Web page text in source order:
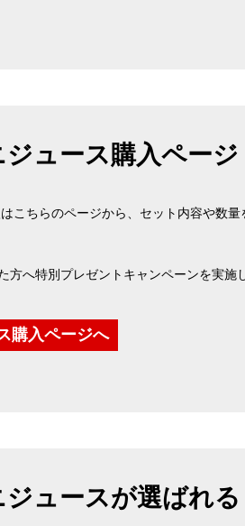
ュース購入ページ
こちらのページから、セット内容や数
方へ特別プレゼントキャンペーンを実施
購入ページへ
ュースが選ばれ